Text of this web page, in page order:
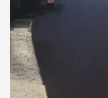
Поступак јавне
примењује
Документа